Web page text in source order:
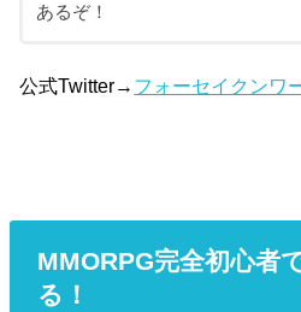
あるぞ！
公式Twitter→ フォーセイクンワ
MMORPG完全初心者
る！